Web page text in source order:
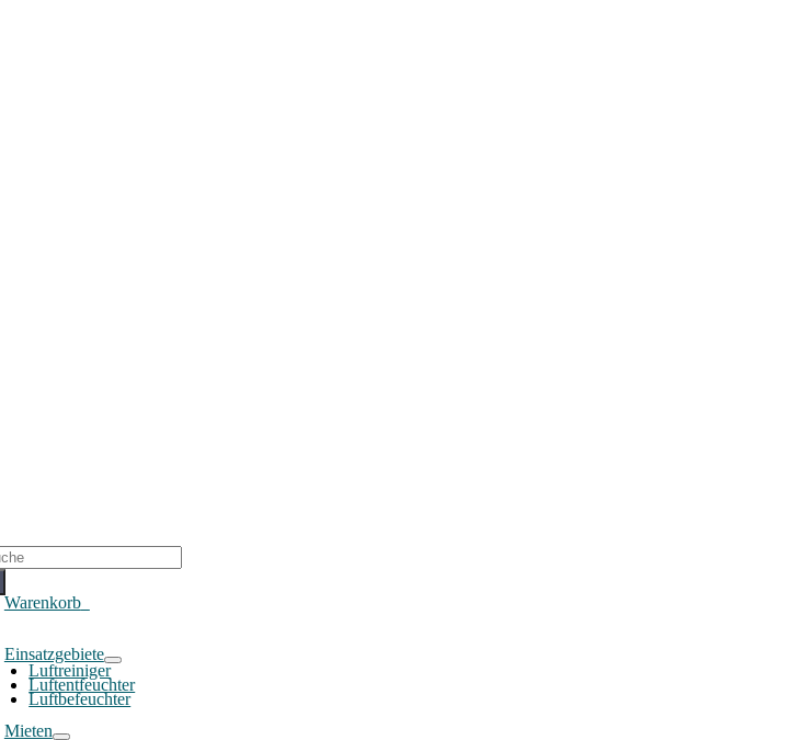
Warenkorb0
Einsatzgebiete
Luftreiniger
Luftentfeuchter
Luftbefeuchter
Mieten